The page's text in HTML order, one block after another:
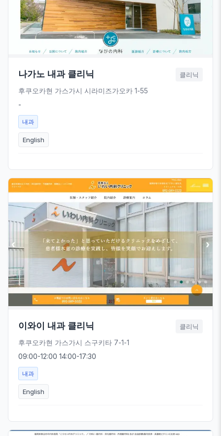
나가노 내과 클리닉 클리닉
후쿠오카현 가스가시 시라미즈가오카 1-55
-
내과
English
이와이 내과 클리닉 클리닉
후쿠오카현 가스가시 스구키타 7-1-1
09:00-12:00 14:00-17:30
내과
English